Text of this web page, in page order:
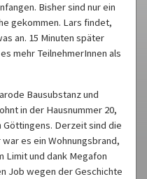
Bisher sind nur ein
gekommen. Lars findet,
an. 15 Minuten später
mehr TeilnehmerInnen als
Bausubstanz und
in der Hausnummer 20,
Derzeit sind die
es ein Wohnungsbrand,
Limit und dank Megafon
Job wegen der Geschichte